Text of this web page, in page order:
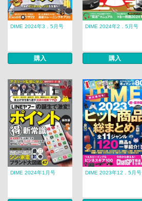
DIME 2024年3．5月号
購入
DIME 2024年2．5月号
購入
DIME 2024年1月号 DIME 2023年12．5月号